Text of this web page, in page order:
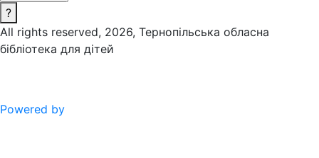
?
All rights reserved, 2026, Тернопільська обласна
бібліотека для дітей
Powered by